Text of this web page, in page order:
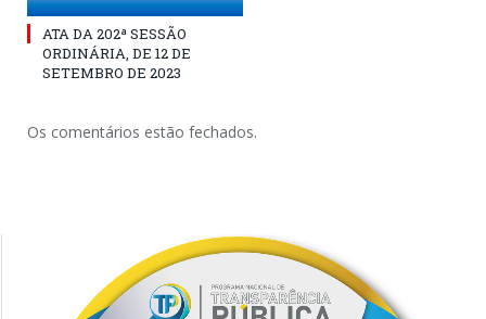
ATA DA 202ª SESSÃO
ORDINÁRIA, DE 12 DE
SETEMBRO DE 2023
Os comentários estão fechados.